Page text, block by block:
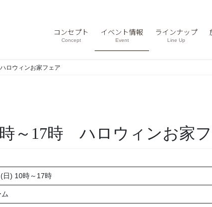
コンセプト
Concept
イベント情報
Event
ラインナップ
Line Up
ロウィンお家フェア
時～17時 ハロウィンお家
日) 10時～17時